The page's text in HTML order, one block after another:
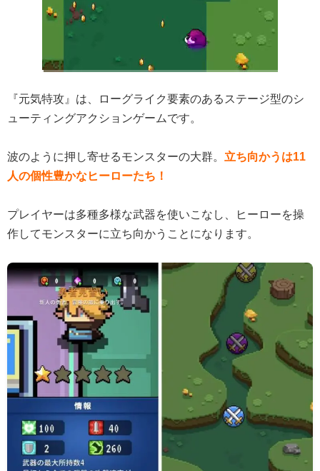
『元気特攻』は、ローグライク要素のあるステージ型のシ
ューティングアクションゲームです。
波のように押し寄せるモンスターの大群。 立ち向かうは11
人の個性豊かなヒーローたち！
プレイヤーは多種多様な武器を使いこなし、ヒーローを操
作してモンスターに立ち向かうことになります。